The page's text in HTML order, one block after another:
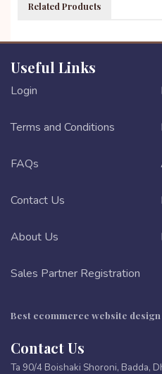
Related Products
Useful Links
Login
Terms and Conditions
FAQs
Contact Us
About Us
Sales Partner Registration
Best ecommerce website design
Contact Us
Ta 90/4 Boishaki Shoroni, Badda,